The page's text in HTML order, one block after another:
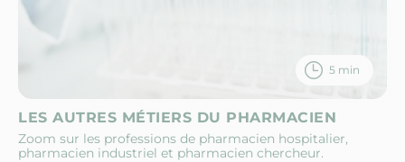
5 min
LES AUTRES MÉTIERS DU PHARMACIEN
Zoom sur les professions de pharmacien hospitalier,
pharmacien industriel et pharmacien chercheur.